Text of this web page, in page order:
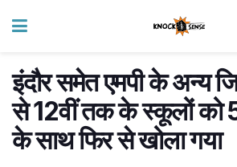
इंदौर समेत एमपी के अन्य
से 12वीं तक के स्कूलों को
के साथ फिर से खोला गया